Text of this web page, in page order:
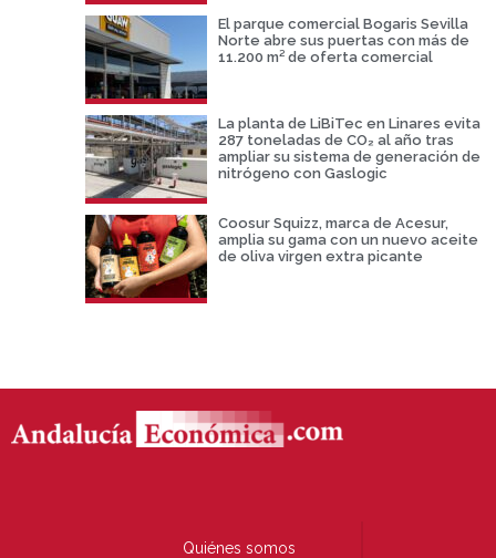
El parque comercial Bogaris Sevilla
Norte abre sus puertas con más de
11.200 m² de oferta comercial
La planta de LiBiTec en Linares evita
287 toneladas de CO₂ al año tras
ampliar su sistema de generación de
nitrógeno con Gaslogic
Coosur Squizz, marca de Acesur,
amplia su gama con un nuevo aceite
de oliva virgen extra picante
Quiénes somos